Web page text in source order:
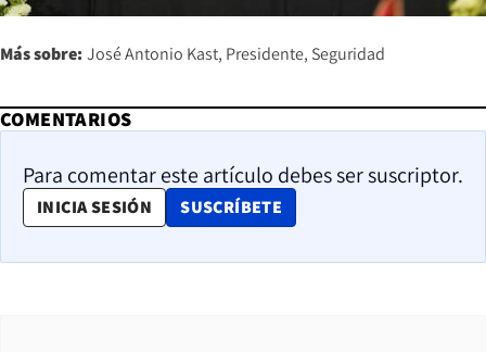
Más sobre: José Antonio Kast Presidente Seguridad
COMENTARIOS
Para comentar este artículo debes ser suscriptor.
INICIA SESIÓN SUSCRÍBETE
OPENS IN NEW WINDOW